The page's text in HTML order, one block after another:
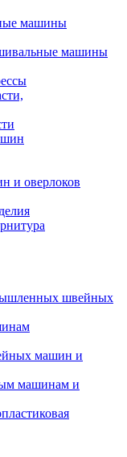
машины
машины
и оверлоков
швейных
машин и
машинам и